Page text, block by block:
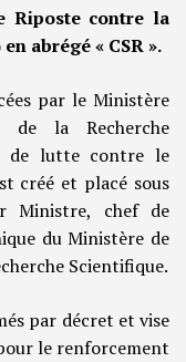
Riposte contre la
abrégé « CSR ».
par le Ministère
de la Recherche
de lutte contre le
créé et placé sous
Ministre, chef de
du Ministère de
Scientifique.
par décret et vise
le renforcement